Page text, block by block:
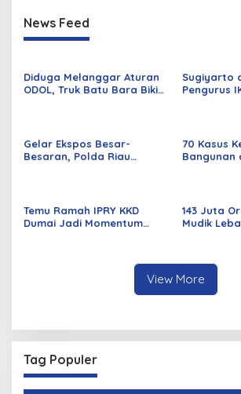
News Feed
Diduga Melanggar Aturan
ODOL, Truk Batu Bara Bikin
Sugiyarto
Pengurus
Gelar Ekspos Besar-
Besaran, Polda Riau
70 Kasus
Bangunan
Temu Ramah IPRY KKD
Dumai Jadi Momentum
143 Juta
Mudik
View More
Tag Populer